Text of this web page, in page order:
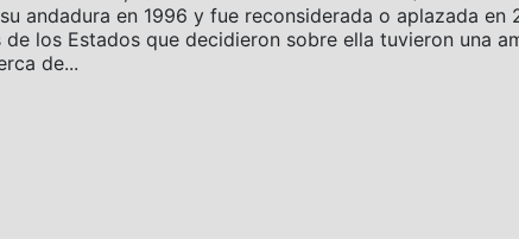
andadura en 1996 y fue reconsiderada o aplazada en
los Estados que decidieron sobre ella tuvieron una
de...